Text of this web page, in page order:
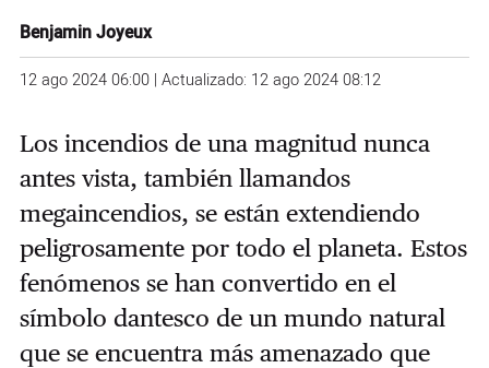
Benjamin Joyeux
12 ago 2024 06:00 | Actualizado: 12 ago 2024 08:12
Los incendios de una magnitud nunca
antes vista, también llamandos
megaincendios, se están extendiendo
peligrosamente por todo el planeta. Estos
fenómenos se han convertido en el
símbolo dantesco de un mundo natural
que se encuentra más amenazado que